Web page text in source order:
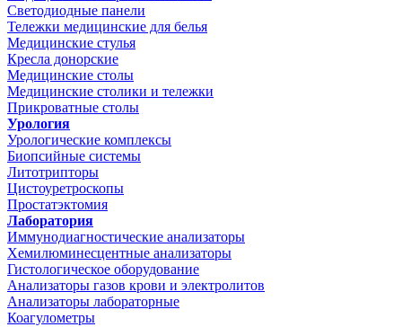
Светодиодные панели
Тележки медицинские для белья
Медицинские стулья
Кресла донорские
Медицинские столы
Медицинские столики и тележки
Прикроватные столы
Урология
Урологические комплексы
Биопсийные системы
Литотрипторы
Цистоуретроскопы
Простатэктомия
Лаборатория
Иммунодиагностические анализаторы
Хемилюминесцентные анализаторы
Гистологическое оборудование
Анализаторы газов крови и электролитов
Анализаторы лабораторные
Коагулометры